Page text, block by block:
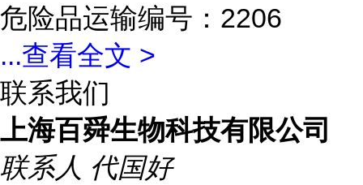
危险品运输编号：2206
...查看全文 >
联系我们
上海百舜生物科技有限公司
联系人 代国好